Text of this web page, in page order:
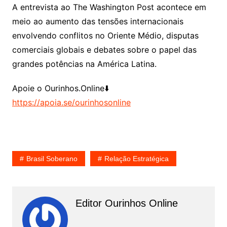
A entrevista ao The Washington Post acontece em
meio ao aumento das tensões internacionais
envolvendo conflitos no Oriente Médio, disputas
comerciais globais e debates sobre o papel das
grandes potências na América Latina.
Apoie o Ourinhos.Online⬇️
https://apoia.se/ourinhosonline
Brasil Soberano Relação Estratégica
Editor Ourinhos Online